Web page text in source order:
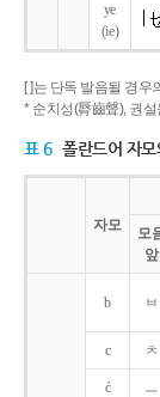
ye
(ie)
[ ]는 단독 발음될 경우
* 순치성(脣齒聲), 권
표 6 폴란드어 자
자모
모
앞
b ㅂ
c ㅊ
ć ㅡ